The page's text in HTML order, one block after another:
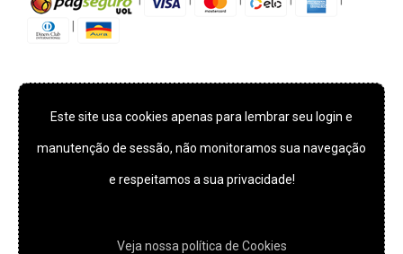
TECNOLOGIA E SEGURANÇA
respeitamos a sua privacidade!
Este site usa cookies apenas para lembrar seu login e
manutenção de sessão, não monitoramos sua navegação
e respeitamos a sua privacidade!
Veja nossa polí­tica de Cookies